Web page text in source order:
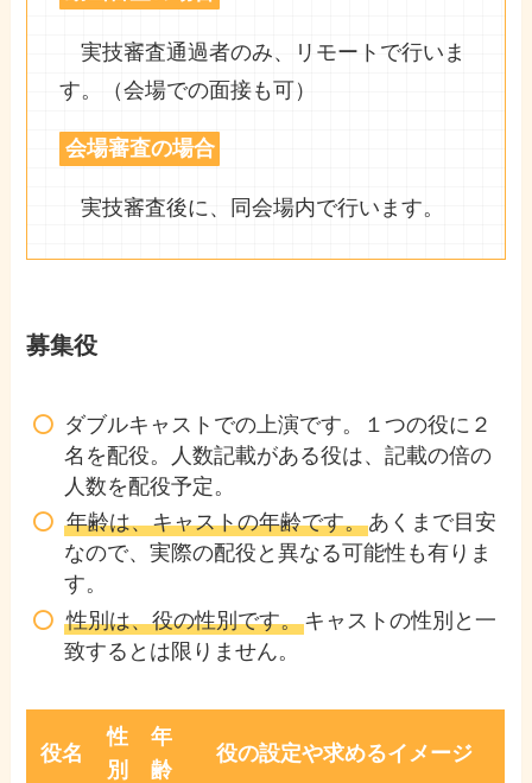
実技審査通過者のみ、リモートで行いま
す。（会場での面接も可）
会場審査の場合
実技審査後に、同会場内で行います。
募集役
ダブルキャストでの上演です。１つの役に２
名を配役。人数記載がある役は、記載の倍の
人数を配役予定。
年齢は、キャストの年齢です。あくまで目安
なので、実際の配役と異なる可能性も有りま
す。
性別は、役の性別です。キャストの性別と一
致するとは限りません。
役名
性
別
年
齢
役の設定や求めるイメージ